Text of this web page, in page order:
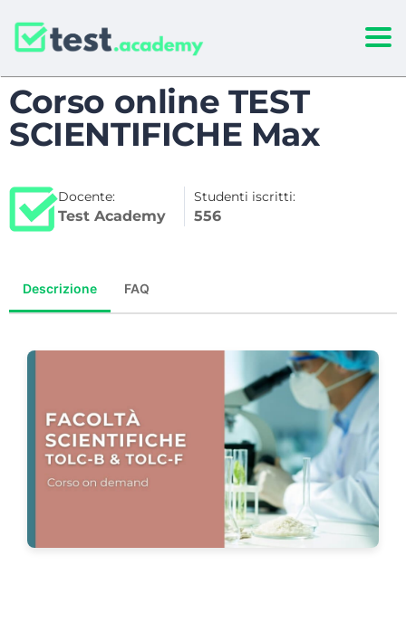
Corso online TEST
SCIENTIFICHE Max
Docente:
Test Academy
Studenti iscritti:
556
Descrizione FAQ